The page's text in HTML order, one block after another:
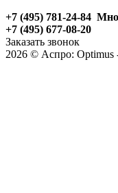
+7 (495) 781-24-84
+7 (495) 677-08-20
Заказать звонок
2026 © Аспро: Optimus